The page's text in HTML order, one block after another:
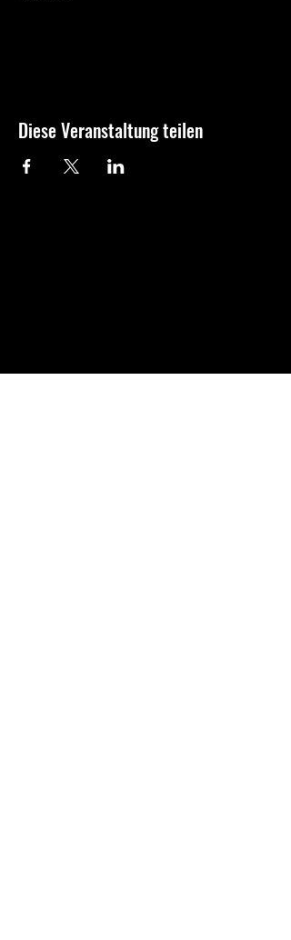
Diese Veranstaltung teilen